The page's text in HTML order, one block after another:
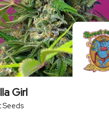
Girl
Seeds